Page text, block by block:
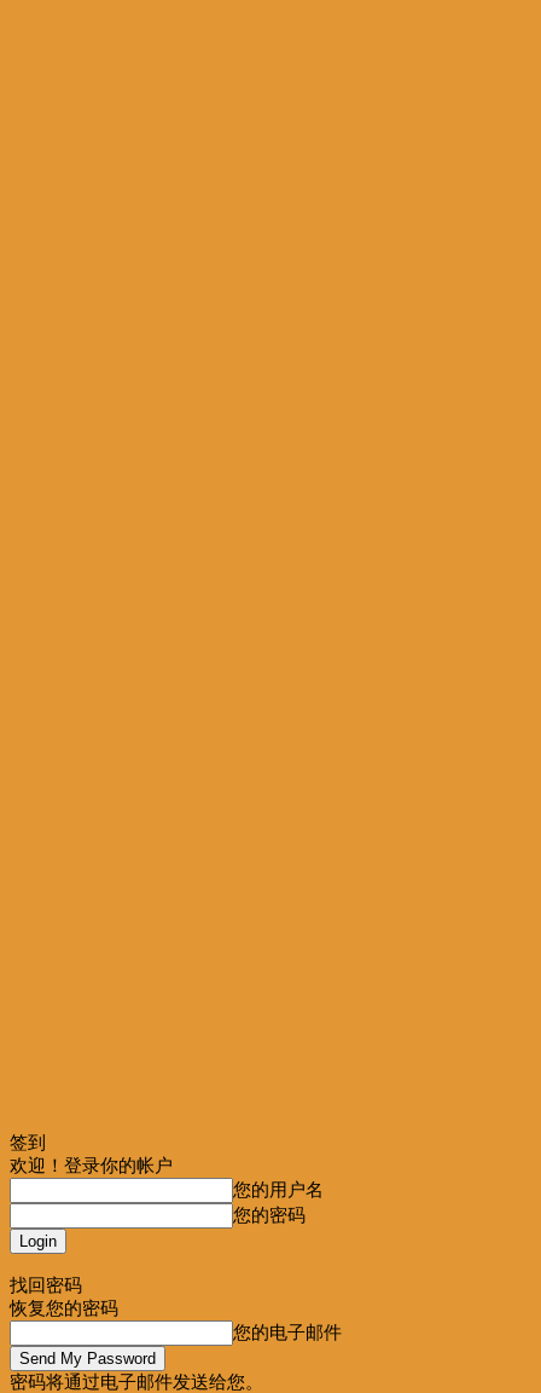
签到
欢迎！登录你的帐户
您的用户名
您的密码
找回密码
恢复您的密码
您的电子邮件
密码将通过电子邮件发送给您。